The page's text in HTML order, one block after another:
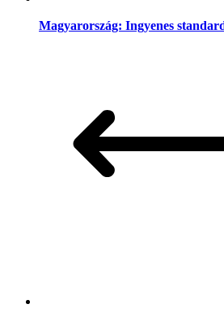
Magyarország: Ingyenes